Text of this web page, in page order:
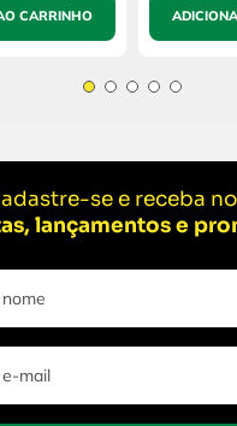
CARRINHO
se e receba
lançamentos e